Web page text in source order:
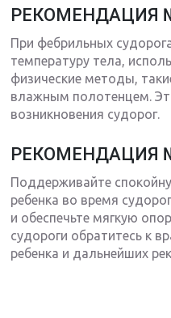
РЕКОМЕНДАЦИЯ
При фебрильных
температуру тела,
физические методы,
влажным полотенцем.
возникновения судорог.
РЕКОМЕНДАЦИЯ
Поддерживайте
ребенка во время
и обеспечьте мягкую
судороги обратитесь к
ребенка и дальнейших